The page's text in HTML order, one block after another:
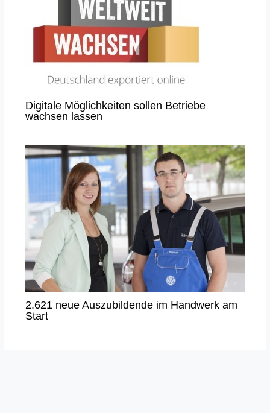
Digitale Möglichkeiten sollen Betriebe
wachsen lassen
2.621 neue Auszubildende im Handwerk am
Start